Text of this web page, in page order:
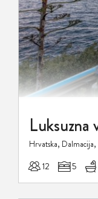
Hrvatska,
12 5